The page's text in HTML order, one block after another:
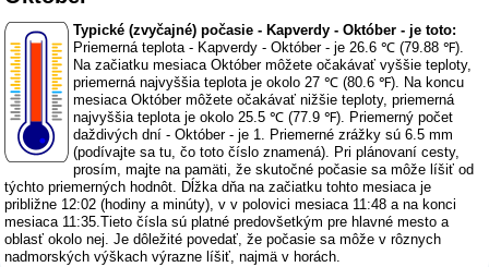
Typické (zvyčajné) počasie - Kapverdy - Október - je toto:
Priemerná teplota - Kapverdy - Október - je 26.6 ℃ (79.88 ℉).
Na začiatku mesiaca Október môžete očakávať vyššie teploty,
priemerná najvyššia teplota je okolo 27 ℃ (80.6 ℉). Na koncu
mesiaca Október môžete očakávať nižšie teploty, priemerná
najvyššia teplota je okolo 25.5 ℃ (77.9 ℉). Priemerný počet
daždivých dní - Október - je 1. Priemerné zrážky sú 6.5 mm
(podívajte sa tu, čo toto číslo znamená). Pri plánovaní cesty,
prosím, majte na pamäti, že skutočné počasie sa môže líšiť od
týchto priemerných hodnôt. Dĺžka dňa na začiatku tohto mesiaca je
približne 12:02 (hodiny a minúty), v v polovici mesiaca 11:48 a na konci
mesiaca 11:35.Tieto čísla sú platné predovšetkým pre hlavné mesto a
oblasť okolo nej. Je dôležité povedať, že počasie sa môže v rôznych
nadmorských výškach výrazne líšiť, najmä v horách.